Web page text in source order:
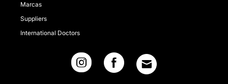
Marcas
Suppliers
International Doctors